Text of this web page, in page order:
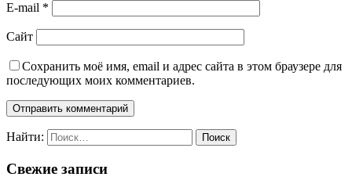
E-mail *
Сайт
Сохранить моё имя, email и адрес сайта в этом браузере для
последующих моих комментариев.
Найти:
Свежие записи